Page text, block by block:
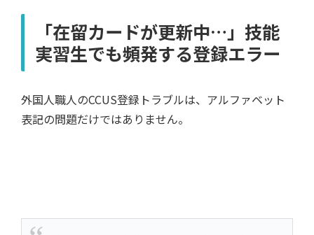
「在留カードが更新中…」技能
実習生でも頻発する登録エラー
外国人職人のCCUS登録トラブルは、アルファベット
表記の問題だけではありません。